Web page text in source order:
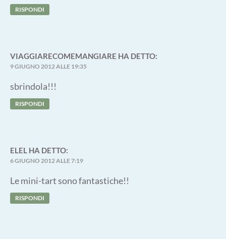
RISPONDI
VIAGGIARECOMEMANGIARE HA DETTO:
9 GIUGNO 2012 ALLE 19:35
sbrindola!!!
RISPONDI
ELEL HA DETTO:
6 GIUGNO 2012 ALLE 7:19
Le mini-tart sono fantastiche!!
RISPONDI